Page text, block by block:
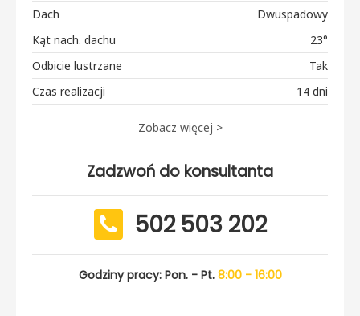
Dach
Dwuspadowy
Kąt nach. dachu
23°
Odbicie lustrzane
Tak
Czas realizacji
14 dni
Zobacz więcej >
Zadzwoń do konsultanta
502 503 202
Godziny pracy: Pon. - Pt. 8:00 - 16:00